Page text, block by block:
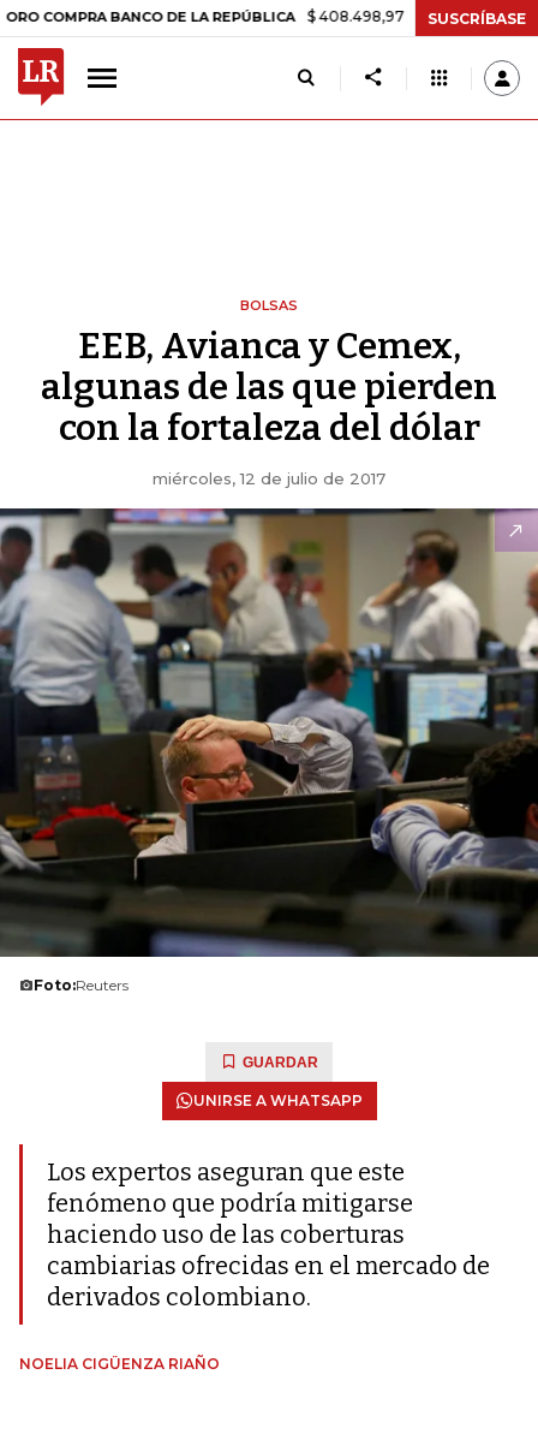
BANCO DE LA REPÚBLICA $ 408.498,97 +$ 8.753,81 +2,19%
SUSCRÍBASE
BOLSAS
EEB, Avianca y Cemex,
algunas de las que pierden
con la fortaleza del dólar
miércoles, 12 de julio de 2017
Foto:Reuters
GUARDAR
UNIRSE A WHATSAPP
Los expertos aseguran que este
fenómeno que podría mitigarse
haciendo uso de las coberturas
cambiarias ofrecidas en el mercado de
derivados colombiano.
NOELIA CIGÜENZA RIAÑO